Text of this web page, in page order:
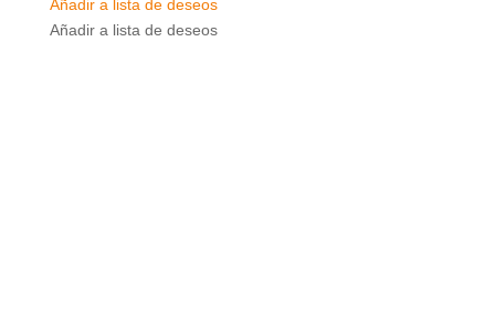
Añadir a lista de deseos
Añadir a lista de deseos